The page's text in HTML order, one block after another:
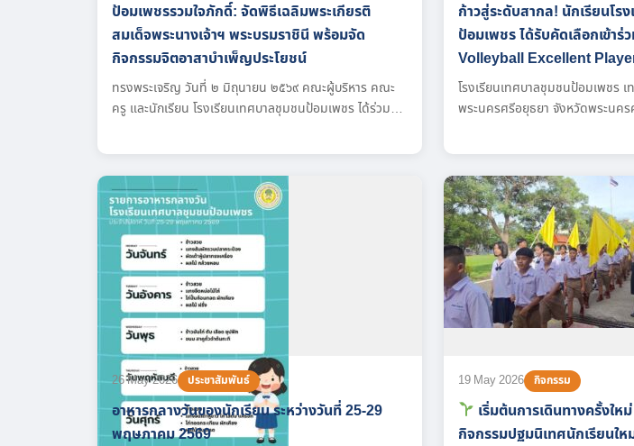
ป้อมเพชรรวมใจภักดิ์: จัดพิธีเฉลิมพระเกียรติ
สมเด็จพระนางเจ้าฯ พระบรมราชินี พร้อมจัด
กิจกรรมจิตอาสาบำเพ็ญประโยชน์
ทรงพระเจริญ วันที่ ๒ มิถุนายน ๒๕๖๙ คณะผู้บริหาร คณะ
ครู และนักเรียน โรงเรียนเทศบาลชุมชนป้อมเพชร ได้ร่วมกัน
โอกาสวันเฉลิมพระชนมพรรษา สมเด็จพระนางเจ้าสุทิดา
พัชรสุธาพิมลลักษณ พระบรมราชินี (๓ มิถุนายน) เพื่อแสดง
ความจงรักภักดีและน้อมสำนึกในพระมหากรุณาธิคุณ พร้อม
กันนี้ ทางโรงเรียนได้สานต่อการทำความดีด้วยการจัด
กิจกรรม “จิตอาสาพัฒนาโรงเรียน”...
ก้าวสู่ระดับสากล! นักเรียนโร
ป้อมเพชร ได้รับคัดเลือกเข้าร่
Volleyball Excellent
โรงเรียนเทศบาลชุมชนป้อมเพชร
พระนครศรีอยุธยา จังหวัดพระนค
มัธยมศึกษาปีที่ 5/4 ผ่านการคัดเลือ
Volleyball Excellent Players :
ระหว่างวันที่ 1-8 มิถุนายน 2569...
26 May 2026 ประชาสัมพันธ์
อาหารกลางวันของนักเรียน ระหว่างวันที่ 25-29
พฤษภาคม 2569
19 May 2026 กิจกรรม
เริ่มต้นการเดินทางครั้งให
กิจกรรมปฐมนิเทศนักเรียนใ